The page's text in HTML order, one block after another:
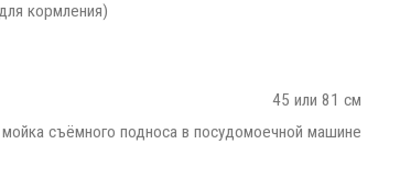
кормления)
45 или 81 см
съёмного подноса в посудомоечной машине